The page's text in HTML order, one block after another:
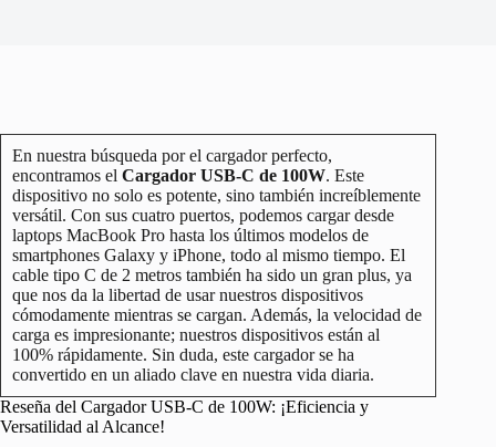
En nuestra búsqueda por el cargador perfecto,
encontramos el Cargador USB-C de 100W. Este
dispositivo no solo es potente, sino también increíblemente
versátil. Con sus cuatro puertos, podemos cargar desde
laptops MacBook Pro hasta los últimos modelos de
smartphones Galaxy y iPhone, todo al mismo tiempo. El
cable tipo C de 2 metros también ha sido un gran plus, ya
que nos da la libertad de usar nuestros dispositivos
cómodamente mientras se cargan. Además, la velocidad de
carga es impresionante; nuestros dispositivos están al
100% rápidamente. Sin duda, este cargador se ha
convertido en un aliado clave en nuestra vida diaria.
Reseña del Cargador USB-C de 100W: ¡Eficiencia y
Versatilidad al Alcance!